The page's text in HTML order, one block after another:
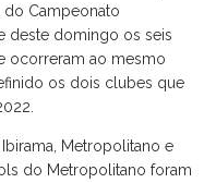
do Campeonato
deste domingo os seis
ocorreram ao mesmo
os dois clubes que
Metropolitano e
do Metropolitano foram